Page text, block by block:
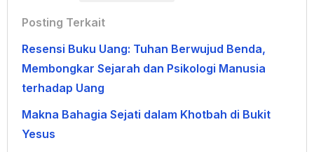
Posting Terkait
Resensi Buku Uang: Tuhan Berwujud Benda,
Membongkar Sejarah dan Psikologi Manusia
terhadap Uang
Makna Bahagia Sejati dalam Khotbah di Bukit
Yesus